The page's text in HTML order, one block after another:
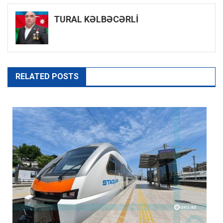
naviqasiyası
TURAL KƏLBƏCƏRLİ
RELATED POSTS